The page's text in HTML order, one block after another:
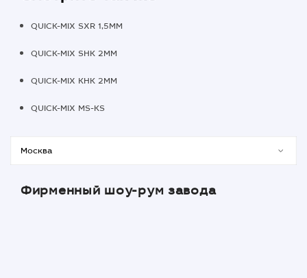
QUICK-MIX SXR 1,5MM
QUICK-MIX SHK 2MM
QUICK-MIX KHK 2MM
QUICK-MIX MS-KS
Фирменный шоу-рум завода